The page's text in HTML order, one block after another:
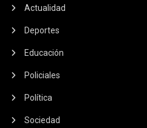
Actualidad
Deportes
Educación
Policiales
Política
Sociedad